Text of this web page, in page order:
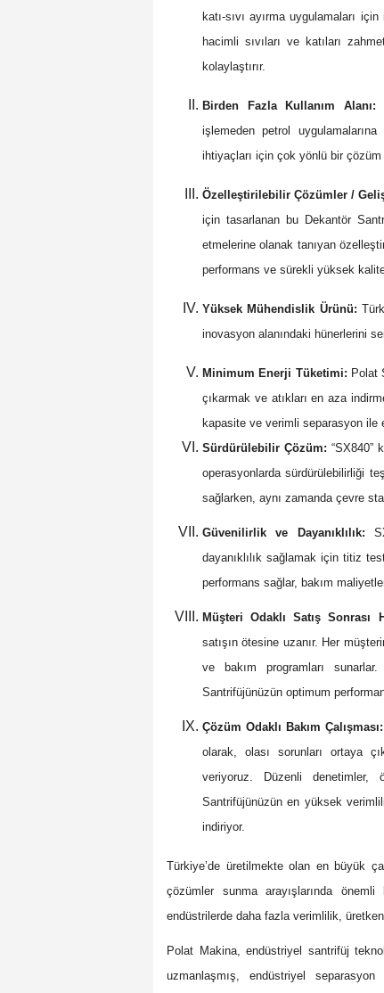
katı-sıvı ayırma uygulamaları
hacimli sıvıları ve katıları
kolaylaştırır.
Birden Fazla Kullanım Alanı:
işlemeden petrol
ihtiyaçları için çok yönlü bir çözüm
Özelleştirilebilir Çözümler /
için tasarlanan bu Dekantör
etmelerine olanak tanıyan
performans ve sürekli yüksek
Yüksek Mühendislik Ürünü:
inovasyon alanındaki hünerlerini
Minimum Enerji Tüketimi: Polat
çıkarmak ve atıkları en aza
kapasite ve verimli separasyon ile
Sürdürülebilir Çözüm: “SX840”
operasyonlarda sürdürülebilirliği
sağlarken, aynı zamanda çevre
Güvenilirlik ve Dayanıklılık:
dayanıklılık sağlamak için titiz
performans sağlar, bakım
Müşteri Odaklı Satış Sonrası
satışın ötesine uzanır. Her
ve bakım programları
Santrifüjünüzün optimum
Çözüm Odaklı Bakım Çalışması:
olarak, olası sorunları ortaya
veriyoruz. Düzenli denetimler,
Santrifüjünüzün en yüksek
indiriyor.
Türkiye’de üretilmekte olan en büyük
çözümler sunma arayışlarında
endüstrilerde daha fazla verimlilik,
Polat Makina, endüstriyel santrifüj
uzmanlaşmış, endüstriyel